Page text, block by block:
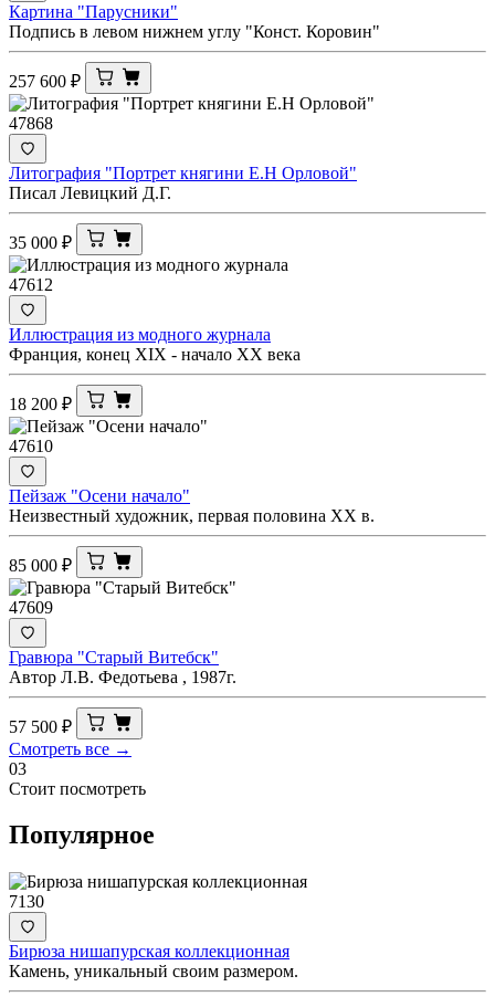
Картина "Парусники"
Подпись в левом нижнем углу "Конст. Коровин"
257 600 ₽
47868
Литография "Портрет княгини Е.Н Орловой"
Писал Левицкий Д.Г.
35 000 ₽
47612
Иллюстрация из модного журнала
Франция, конец XIX - начало XX века
18 200 ₽
47610
Пейзаж "Осени начало"
Неизвестный художник, первая половина ХХ в.
85 000 ₽
47609
Гравюра "Старый Витебск"
Автор Л.В. Федотьева , 1987г.
57 500 ₽
Смотреть все →
03
Стоит посмотреть
Популярное
7130
Бирюза нишапурская коллекционная
Камень, уникальный своим размером.